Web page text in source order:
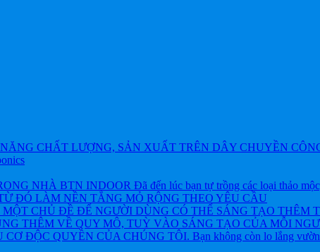
CHẤT LƯỢNG, SẢN XUẤT TRÊN DÂY CHUYỀN
NHÀ BTN INDOOR Đã đến lúc bạn tự trồng các loại thảo mộc,
ĐÓ LÀM NỀN TẲNG MỎ RỘNG THEO YÊU CẦU
CHỦ ĐỀ ĐỂ NGƯỜI DÙNG CÓ THỂ SÁNG TẠO THÊM
THÊM VỀ QUY MÔ, TUỲ VÀO SÁNG TẠO CỦA MỖI
ĐỘC QUYỀN CỦA CHÚNG TÔI. Bạn không còn lo lắng vườn